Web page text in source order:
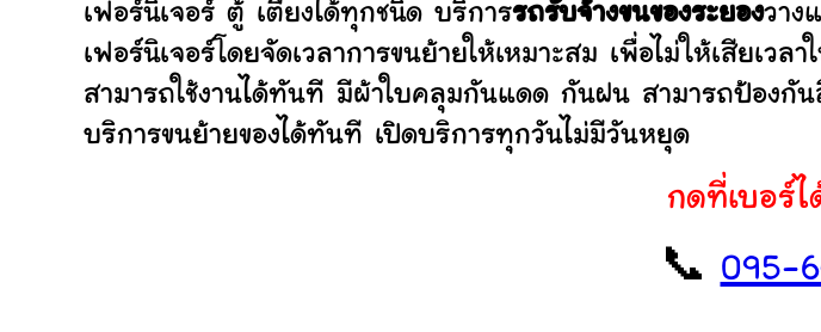
เฟอร์นิเจอร์ ตู้ เตียงได้ทุกชนิด บริการรถรับจ้างขนของระยองวาง
เฟอร์นิเจอร์โดยจัดเวลาการขนย้ายให้เหมาะสม เพื่อไม่ให้เสียเว
สามารถใช้งานได้ทันที มีผ้าใบคลุมกันแดด กันฝน สามารถป้องกั
บริการขนย้ายของได้ทันที เปิดบริการทุกวันไม่มีวันหยุด
กดที่เบอร์ไ
📞 095-